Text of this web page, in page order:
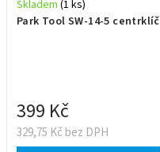
Park Tool SW-14-5 centrklíč
Skladem (1 ks)
329,75 Kč bez DPH
399 Kč